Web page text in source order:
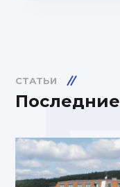
СТАТЬИ
Последние